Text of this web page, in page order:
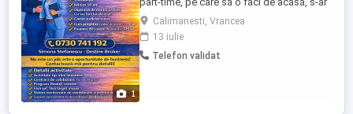
1
putea să te intereseze. Colaborez cu
Destine Holding și extindem echipa.
Oferim training, suport și un program
flexibil. Nu este pentru îmbogățire rapidă ,
Calimanesti, Vrancea
13 iulie
Telefon validat